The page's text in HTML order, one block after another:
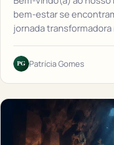
bem-estar se
jornada transformadora
PG Patrícia Gomes